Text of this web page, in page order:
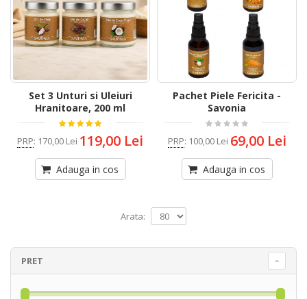
Set 3 Unturi si Uleiuri
Hranitoare, 200 ml
PRP: 170,00 Lei 119,00 Lei
Adauga in cos
Pachet Piele Fericita -
Savonia
PRP: 100,00 Lei 69,00 Lei
Adauga in cos
Arata:
PRET